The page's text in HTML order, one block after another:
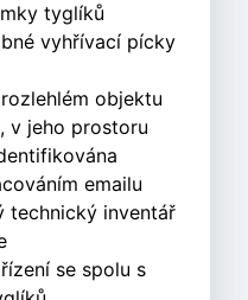
tyglíků
vyhřívací pícky
objektu
v jeho prostoru
emailu
technický inventář
se spolu s